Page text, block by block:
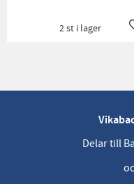
2 st i lager
Delar till